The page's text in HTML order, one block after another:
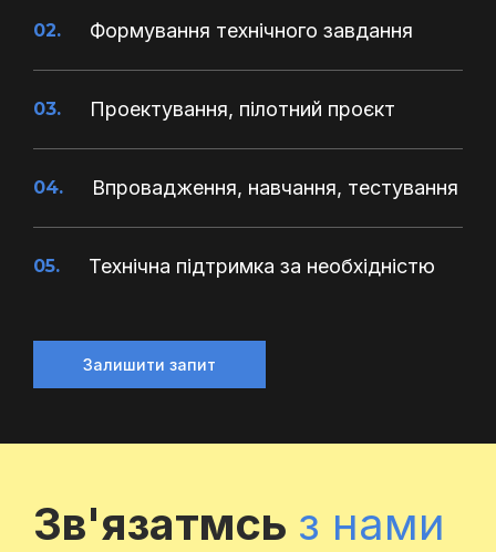
02. Формування технічного завдання
03. Проектування, пілотний проєкт
04. Впровадження, навчання, тестування
05. Технічна підтримка за необхідністю
Залишити запит
Зв'язатмсь з нами